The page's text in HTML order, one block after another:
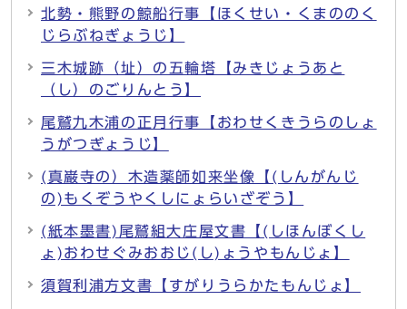
北勢・熊野の鯨船行事【ほくせい・くまののく
じらぶねぎょうじ】
三木城跡（址）の五輪塔【みきじょうあと
（し）のごりんとう】
尾鷲九木浦の正月行事【おわせくきうらのしょ
うがつぎょうじ】
(真巌寺の）木造薬師如来坐像【(しんがんじ
の)もくぞうやくしにょらいざぞう】
(紙本墨書)尾鷲組大庄屋文書【(しほんぼくし
ょ)おわせぐみおおじ(し)ょうやもんじょ】
須賀利浦方文書【すがりうらかたもんじょ】